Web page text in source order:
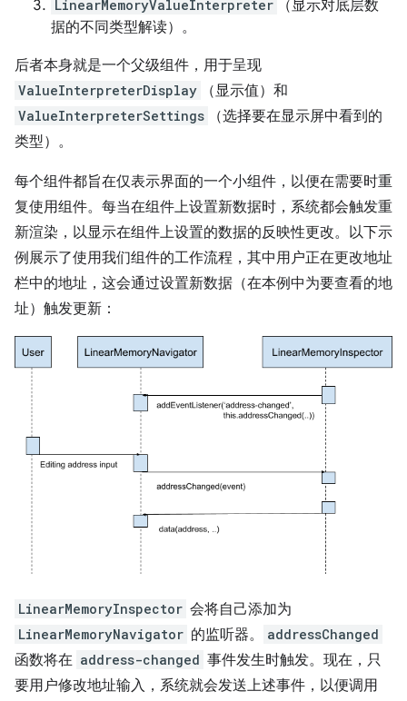
LinearMemoryValueInterpreter
（显示对底层数
据的不同类型解读）。
后者本身就是一个父级组件，用于呈现
ValueInterpreterDisplay （显示值）和
ValueInterpreterSettings
（选择要在显示屏中看到的
类型）。
每个组件都旨在仅表示界面的一个小组件，以便在需要时重
复使用组件。每当在组件上设置新数据时，系统都会触发重
新渲染，以显示在组件上设置的数据的反映性更改。以下示
例展示了使用我们组件的工作流程，其中用户正在更改地址
栏中的地址，这会通过设置新数据（在本例中为要查看的地
址）触发更新：
LinearMemoryInspector 会将自己添加为
LinearMemoryNavigator 的监听器。 addressChanged
函数将在 address-changed 事件发生时触发。现在，只
要用户修改地址输入，系统就会发送上述事件，以便调用